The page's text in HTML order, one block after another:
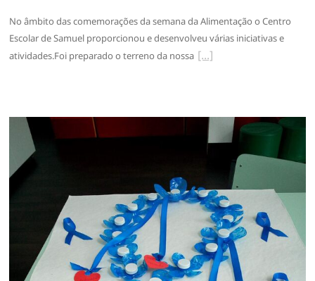
No âmbito das comemorações da semana da Alimentação o Centro
Escolar de Samuel proporcionou e desenvolveu várias iniciativas e
atividades.Foi preparado o terreno da nossa